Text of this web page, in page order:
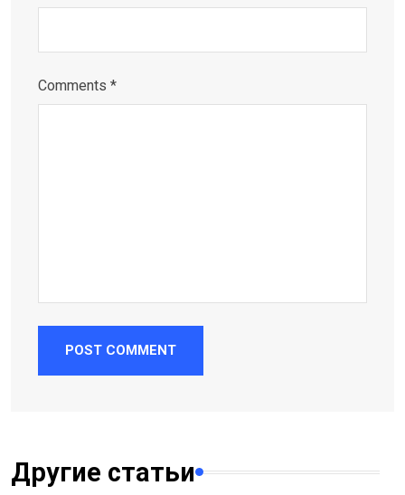
Comments *
POST COMMENT
Другие статьи